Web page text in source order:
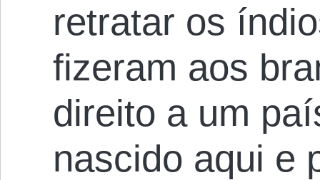
retratar os
fizeram aos
direito a um
nascido aqui e